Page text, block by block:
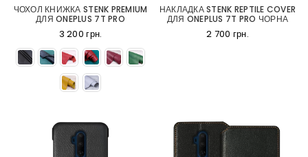
ЧОХОЛ КНИЖКА STENK PREMIUM
ДЛЯ ONEPLUS 7T PRO
3 200 грн.
НАКЛАДКА STENK REPTILE COVER
ДЛЯ ONEPLUS 7T PRO ЧОРНА
2 700 грн.